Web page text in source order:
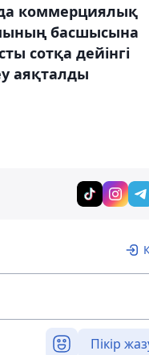
коммерциялық
басшысына
сотқа дейінгі
аяқталды
Пікір